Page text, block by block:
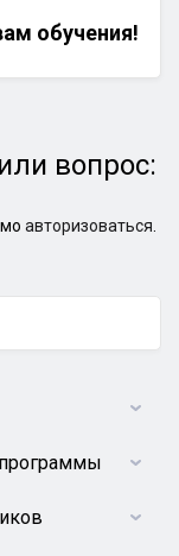
обучения!
вопрос:
авторизоваться